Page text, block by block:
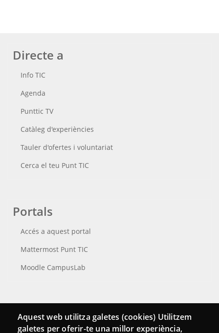
Directe a
Info TIC
Agenda
Punttic TV
Catàleg d'experiències
Tauler d'ofertes i voluntariat
Cerca el teu Punt TIC
Portals
Accés a aquest portal
Mattermost Punt TIC
Moodle CampusLab
Connecta
Aquest web utilitza galetes (cookies) Utilitzem
galetes per oferir-te una millor experiència,